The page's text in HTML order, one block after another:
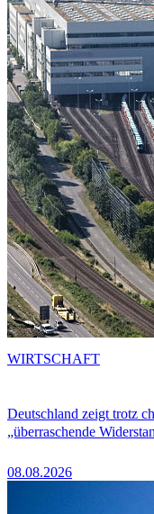
Deutschland zeigt trotz
„überraschende
08.08.2026
WIRTSCHAFT